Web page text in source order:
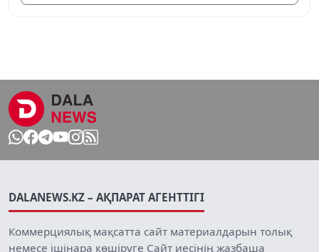
DALANEWS.KZ – АҚПАРАТ АГЕНТТІГІ
Коммерциялық мақсатта сайт материалдарын толық
немесе ішінара көшіруге Сайт иесінің жазбаша